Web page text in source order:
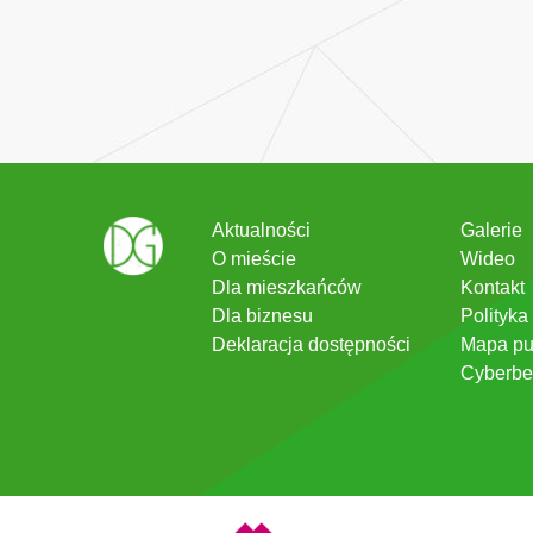
Aktualności
O mieście
Dla mieszkańców
Dla biznesu
Deklaracja dostępności
Galerie
Wideo
Kontakt
Mapa